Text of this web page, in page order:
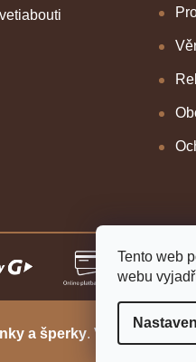
Tento web
webu
a šperky. Všechna práva